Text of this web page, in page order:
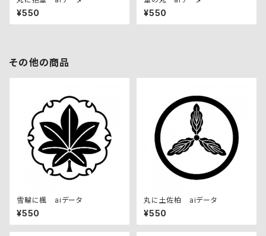
¥550 ¥550
その他の商品
雪輪に楓 aiデータ
¥550
丸に土佐柏 aiデータ
¥550